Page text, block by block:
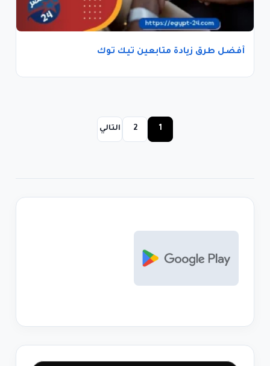
أفضل طرق زيادة متابعين تيك توك
1
2 التالي